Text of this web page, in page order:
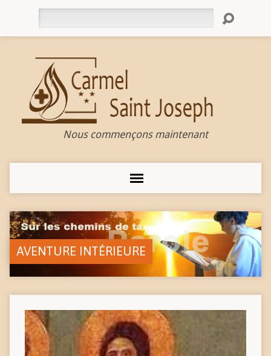
Nous commençons maintenant
AVENTURE INTÉRIEURE